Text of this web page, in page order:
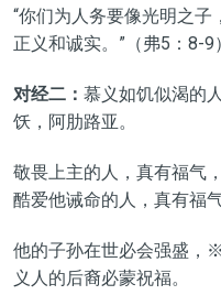
“你们为人务要像光明之子
正义和诚实。”（弗5：8-9）
对经二： 慕义如饥似渴的
饫，阿肋路亚。
敬畏上主的人，真有福气
酷爱他诫命的人，真有福气
他的子孙在世必会强盛，※
义人的后裔必蒙祝福。